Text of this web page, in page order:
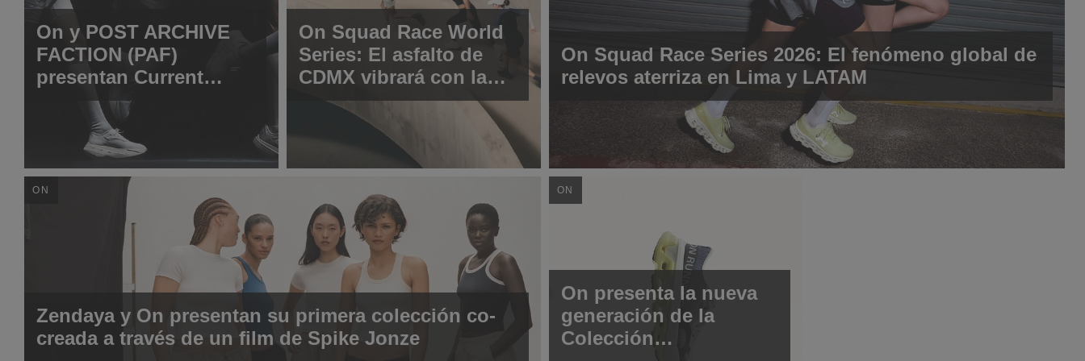
On y POST ARCHIVE
FACTION (PAF)
presentan Current
Form 4.0: un proceso
de metamorfosis
On Squad Race World
Series: El asfalto de
CDMX vibrará con la
noche de relevos más
rápida del año
On Squad Race Series 2026: El fenómeno global de
relevos aterriza en Lima y LATAM
ON
Zendaya y On presentan su primera colección co-
creada a través de un film de Spike Jonze
ON
On presenta la nueva
generación de la
Colección